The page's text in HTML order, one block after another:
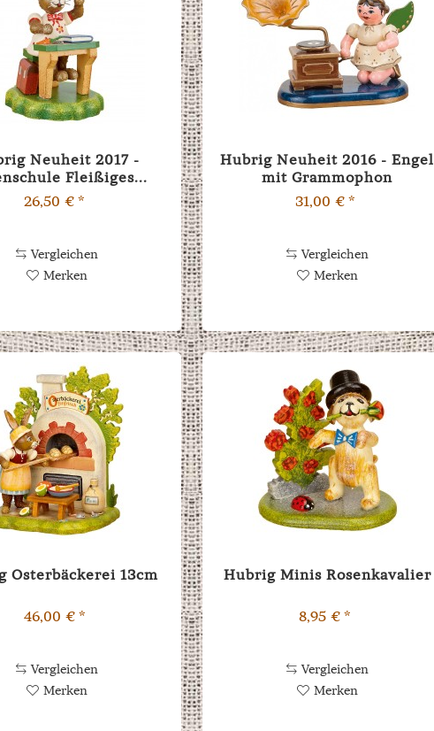
Neuheit 2017 -
Fleißiges...
26,50 € *
Vergleichen
Merken
Hubrig Neuheit 2016 - Engel
mit Grammophon
31,00 € *
Vergleichen
Merken
Osterbäckerei 13cm
46,00 € *
Vergleichen
Merken
Hubrig Minis Rosenkavalier
8,95 € *
Vergleichen
Merken